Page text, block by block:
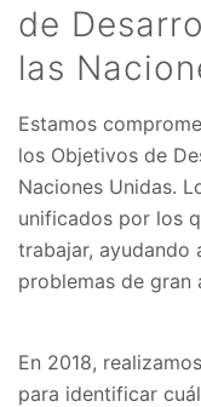
de
las
Estamos
los Objetivos de
Naciones Unidas.
unificados por los
trabajar, ayudando
problemas de gran
En 2018,
para identificar